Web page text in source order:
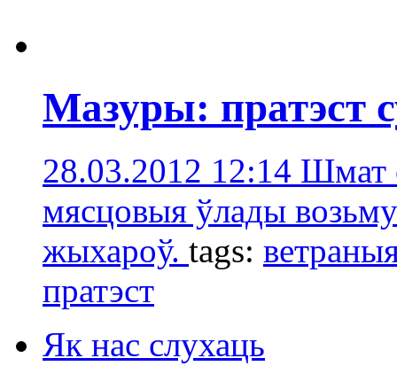
Мазуры: пратэст
28.03.2012 12:14 Шмат
мясцовыя ўлады
жыхароў. tags:
пратэст
Як нас слухаць